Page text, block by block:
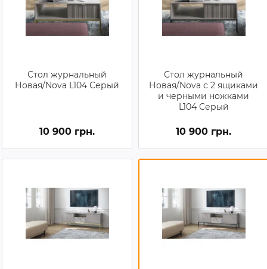
Стол журнальный
Новая/Nova L104 Серый
10 900 грн.
Стол журнальный
Новая/Nova с 2 ящиками
и черными ножками
L104 Серый
10 900 грн.